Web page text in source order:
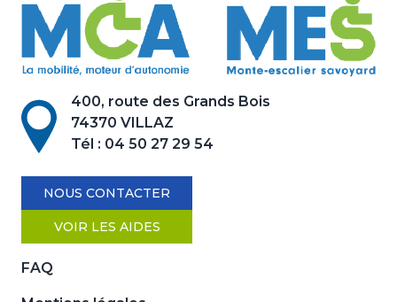
400, route des Grands Bois
74370 VILLAZ
Tél : 04 50 27 29 54
NOUS CONTACTER
VOIR LES AIDES
FAQ